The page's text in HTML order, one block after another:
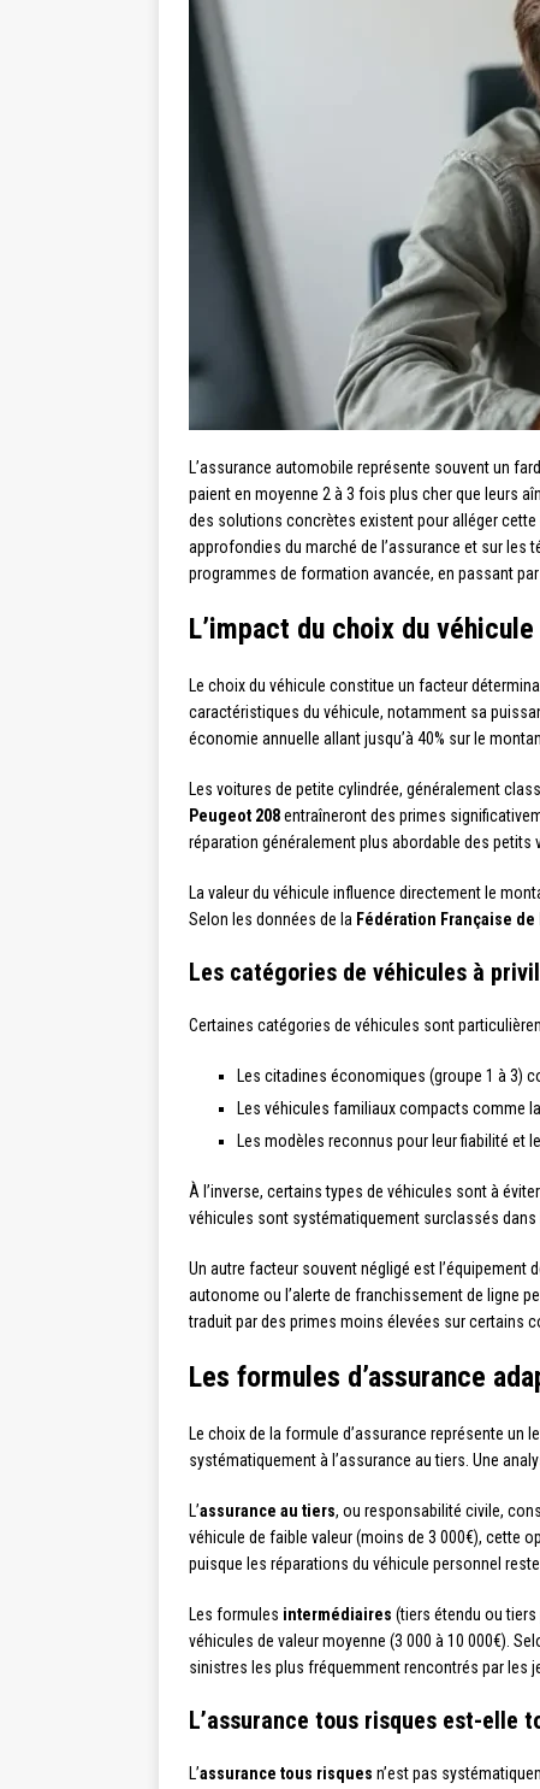
L’assurance automobile représente souvent un
paient en moyenne 2 à 3 fois plus cher que leurs
des solutions concrètes existent pour alléger
approfondies du marché de l’assurance et sur les
programmes de formation avancée, en passant
L’impact du choix du
Le choix du véhicule constitue un facteur
caractéristiques du véhicule, notamment sa
économie annuelle allant jusqu’à 40% sur le
Les voitures de petite cylindrée, généralement
Peugeot 208entraîneront des primes
réparation généralement plus abordable des petits
La valeur du véhicule influence directement le
Selon les données de la Fédération Française de
Les catégories de véhicules à
Certaines catégories de véhicules sont
Les citadines économiques (groupe 1 à 3)
Les véhicules familiaux compacts comme la
Les modèles reconnus pour leur fiabilité et
À l’inverse, certains types de véhicules sont à
véhicules sont systématiquement surclassés
Un autre facteur souvent négligé est l’équipement
autonome ou l’alerte de franchissement de ligne
traduit par des primes moins élevées sur certains
Les formules d’assurance
Le choix de la formule d’assurance représente
systématiquement à l’assurance au tiers. Une
L’assurance au tiers, ou responsabilité civile,
véhicule de faible valeur (moins de 3 000€), cette
puisque les réparations du véhicule personnel
Les formules intermédiaires (tiers étendu ou
véhicules de valeur moyenne (3 000 à 10 000€).
sinistres les plus fréquemment rencontrés par les
L’assurance tous risques est-elle
L’assurance tous risques n’est pas